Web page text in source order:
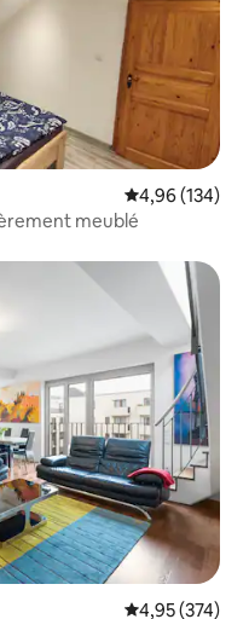
Évaluation
4,96 (134)
meublé
appréciés
Évaluation
4,95 (374)